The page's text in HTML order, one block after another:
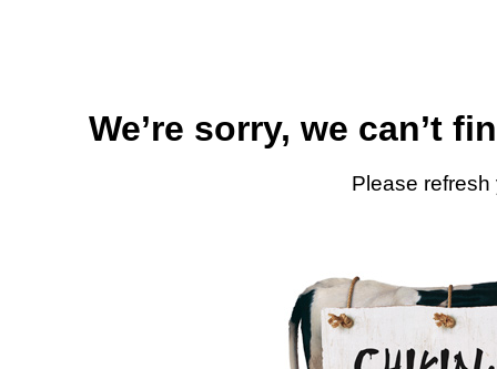
We’re sorry, we can’t
Please refresh